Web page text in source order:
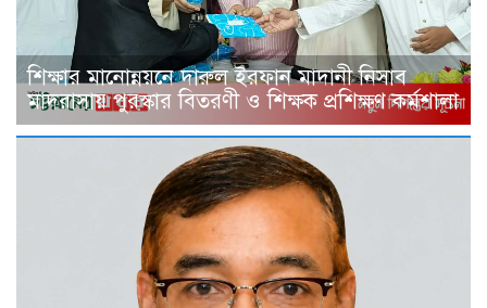
শিক্ষার মানোন্নয়নে দারুল ইরফান মাদানী নিসাব
মাদরাসায় পুরস্কার বিতরণী ও শিক্ষক প্রশিক্ষণ কর্মশালা